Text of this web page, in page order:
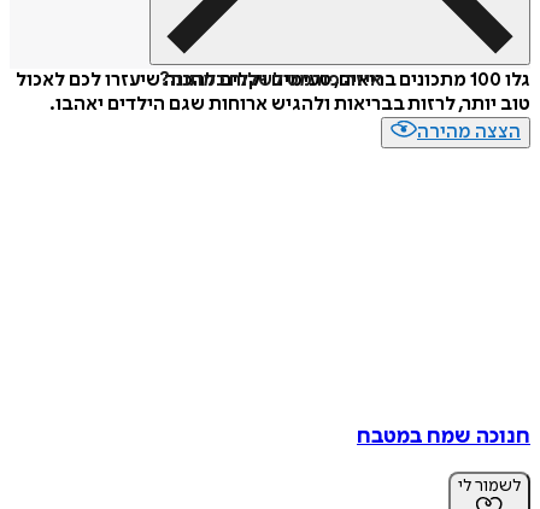
איזה פורמט לשלוח כמתנה?
גלו 100 מתכונים בריאים, טעימים וקלים להכנה שיעזרו לכם לאכול
טוב יותר, לרזות בבריאות ולהגיש ארוחות שגם הילדים יאהבו.
הצצה מהירה
חנוכה שמח במטבח
לשמור לי